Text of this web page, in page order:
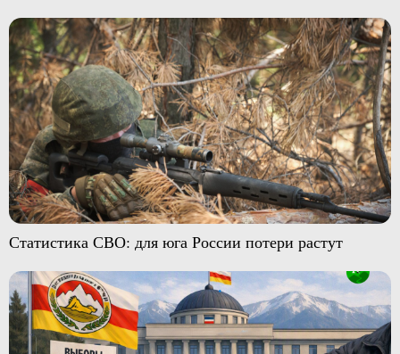
Статистика СВО: для юга России потери растут